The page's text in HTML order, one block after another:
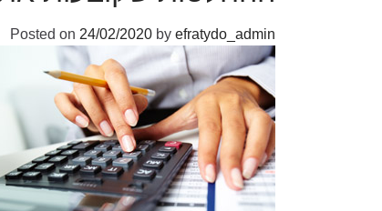
Posted on 24/02/2020 by efratydo_admin